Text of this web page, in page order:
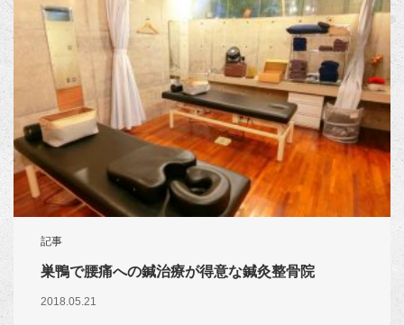
記事
巣鴨で腰痛への鍼治療が得意な鍼灸整骨院
2018.05.21